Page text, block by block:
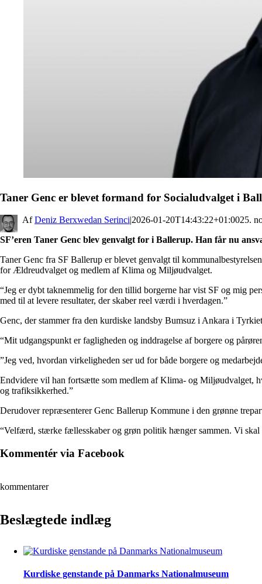
Taner Genc er blevet formand for Socialudvalget i
By Deniz Berxwedan Serinci|2026-01-20T14:43:22+01:0025.
SF’eren Taner Genc blev genvalgt for i Ballerup. Han får nu
Taner Genc fra SF Ballerup er blevet genvalgt til
for Ældreudvalget og medlem af Klima og Miljøudvalget.
“Jeg er dybt taknemmelig for den tillid borgerne har vist SF og mig
med til at levere resultater, der skaber reel værdi i hverdagen.”
Genc, der stammer fra den kurdiske landsby Bumsuz i Ankara i
“Mit udgangspunkt er fagligheden og inddragelse af borgere og
”Jeg ved, hvordan virkeligheden ser ud for både borgere og
Endvidere vil han fortsætte som medlem af Klima- og Miljøudvalget,
og trafiksikkerhed.”
Derudover repræsenterer Genc Ballerup Kommune i den grønne
“Velfærd, stærke fællesskaber og grøn politik hænger sammen. Vi skal
Kommentér via Facebook
kommentarer
Beslægtede indlæg
Kurdiske genstande på Danmarks Nationalmuseum